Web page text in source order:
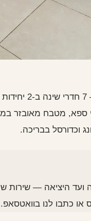
כל השנה, ג׳קוזי ספא, מטבח